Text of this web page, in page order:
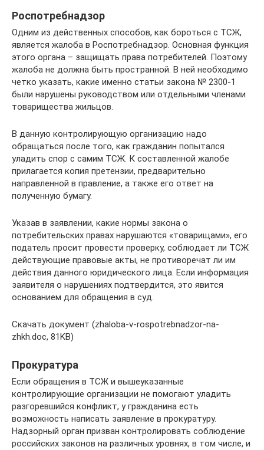
Роспотребнадзор
Одним из действенных способов, как бороться с ТСЖ,
является жалоба в Роспотребнадзор. Основная функция
этого органа – защищать права потребителей. Поэтому
жалоба не должна быть пространной. В ней необходимо
четко указать, какие именно статьи закона № 2300-1
были нарушены руководством или отдельными членами
товарищества жильцов.
В данную контролирующую организацию надо
обращаться после того, как гражданин попытался
уладить спор с самим ТСЖ. К составленной жалобе
прилагается копия претензии, предварительно
направленной в правление, а также его ответ на
полученную бумагу.
Указав в заявлении, какие нормы закона о
потребительских правах нарушаются «товарищами», его
податель просит провести проверку, соблюдает ли ТСЖ
действующие правовые акты, не противоречат ли им
действия данного юридического лица. Если информация
заявителя о нарушениях подтвердится, это явится
основанием для обращения в суд.
Скачать документ (zhaloba-v-rospotrebnadzor-na-
zhkh.doc, 81KB)
Прокуратура
Если обращения в ТСЖ и вышеуказанные
контролирующие организации не помогают уладить
разгоревшийся конфликт, у гражданина есть
возможность написать заявление в прокуратуру.
Надзорный орган призван контролировать соблюдение
российских законов на различных уровнях, в том числе, и